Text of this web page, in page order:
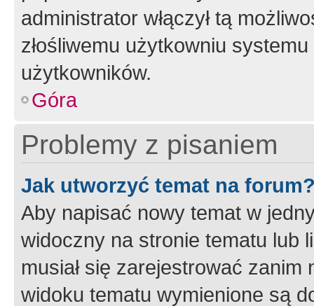
administrator włączył tą
złośliwemu użytkowniu
użytkowników.
Góra
Problemy z pisaniem
Jak utworzyć temat na
Aby napisać nowy temat w
widoczny na stronie tematu lub
musiał się zarejestrować
widoku tematu wymienione są